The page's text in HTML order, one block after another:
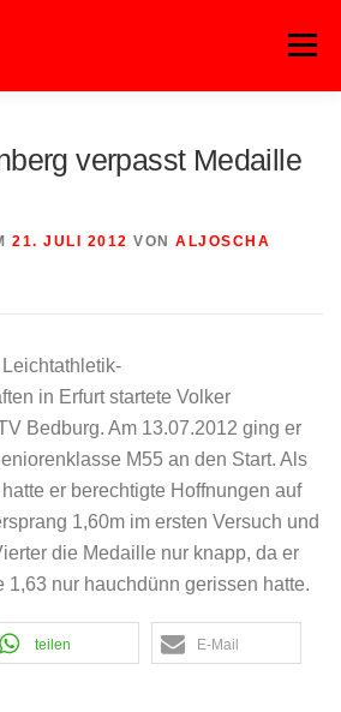
Menü
verpasst Medaille
21. JULI 2012 VON ALJOSCHA
in Erfurt startete Volker
Bedburg. Am 13.07.2012 ging er
M55 an den Start. Als
er berechtigte Hoffnungen auf
1,60m im ersten Versuch und
die Medaille nur knapp, da er
1,63 nur hauchdünn gerissen hatte.
teilen E-Mail